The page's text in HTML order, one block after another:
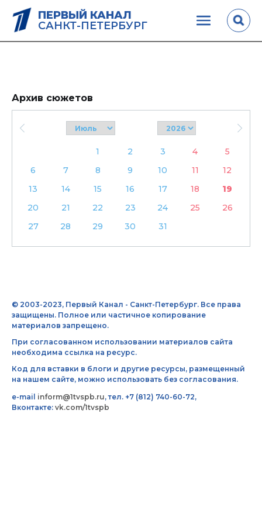
ПЕРВЫЙ КАНАЛ
САНКТ-ПЕТЕРБУРГ
Архив сюжетов
1 2 3 4
5
6
7 8 9 10 11
12
13
14 15 16 17 18
19
20
21 22 23 24 25
26
27
28 29 30 31
© 2003-2023, Первый Канал - Санкт-Петербург. Все права
защищены. Полное или частичное копирование
материалов запрещено.
При согласованном использовании материалов сайта
необходима ссылка на ресурс.
Код для вставки в блоги и другие ресурсы, размещенный
на нашем сайте, можно использовать без согласования.
e-mail inform@1tvspb.ru, тел. +7 (812) 740-60-72,
Вконтакте: vk.com/1tvspb